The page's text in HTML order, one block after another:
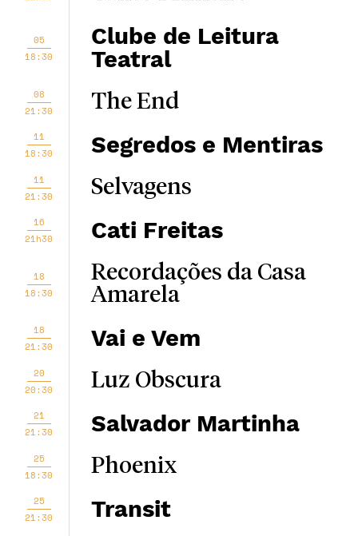
05
18:30
Clube de Leitura
Teatral
08
21:30
The End
11
18:30
Segredos e Mentiras
11
21:30
Selvagens
16
21h30
Cati Freitas
18
18:30
Recordações da Casa
Amarela
18
21:30
Vai e Vem
20
20:30
Luz Obscura
21
21:30
Salvador Martinha
25
18:30
Phoenix
25
21:30
Transit